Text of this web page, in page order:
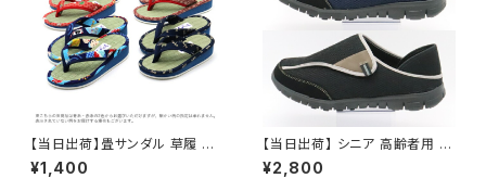
【当日出荷】畳サンダル 草履 鼻
緒付き 草履 子供用 キッズ たた
み 日本製畳 民芸品 福袋 痛くな
¥1,400
【当日出荷】 シニア 高齢者用 老
人 靴 ウォーキングシューズ メン
ズ 介護スニーカー M-THREE
¥2,800